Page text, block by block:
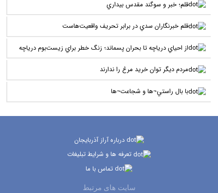
قلم؛ خبر و سوگند مقدس بيداري
قلم خبرنگاران سدي در برابر تحريف واقعيت‌هاست
از احياي درياچه تا بحران پسماند؛ زنگ خطر براي زيست‌بوم درياچه
مردم ديگر توان خريد مرغ را ندارند
با بال راستي¬ها و شجاعت¬ها
درباره آراز آذربایجان
تعرفه ها و شرایط تبلیغات
تماس با ما
سایت های مرتبط